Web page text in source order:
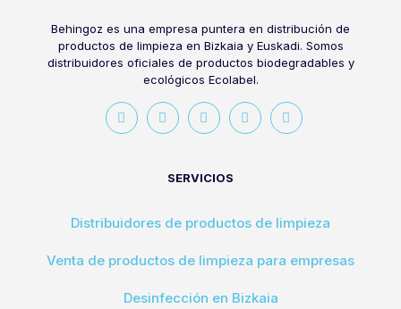
Behingoz es una empresa puntera en distribución de
productos de limpieza en Bizkaia y Euskadi. Somos
distribuidores oficiales de productos biodegradables y
ecológicos Ecolabel.
SERVICIOS
Distribuidores de productos de limpieza
Venta de productos de limpieza para empresas
Desinfección en Bizkaia